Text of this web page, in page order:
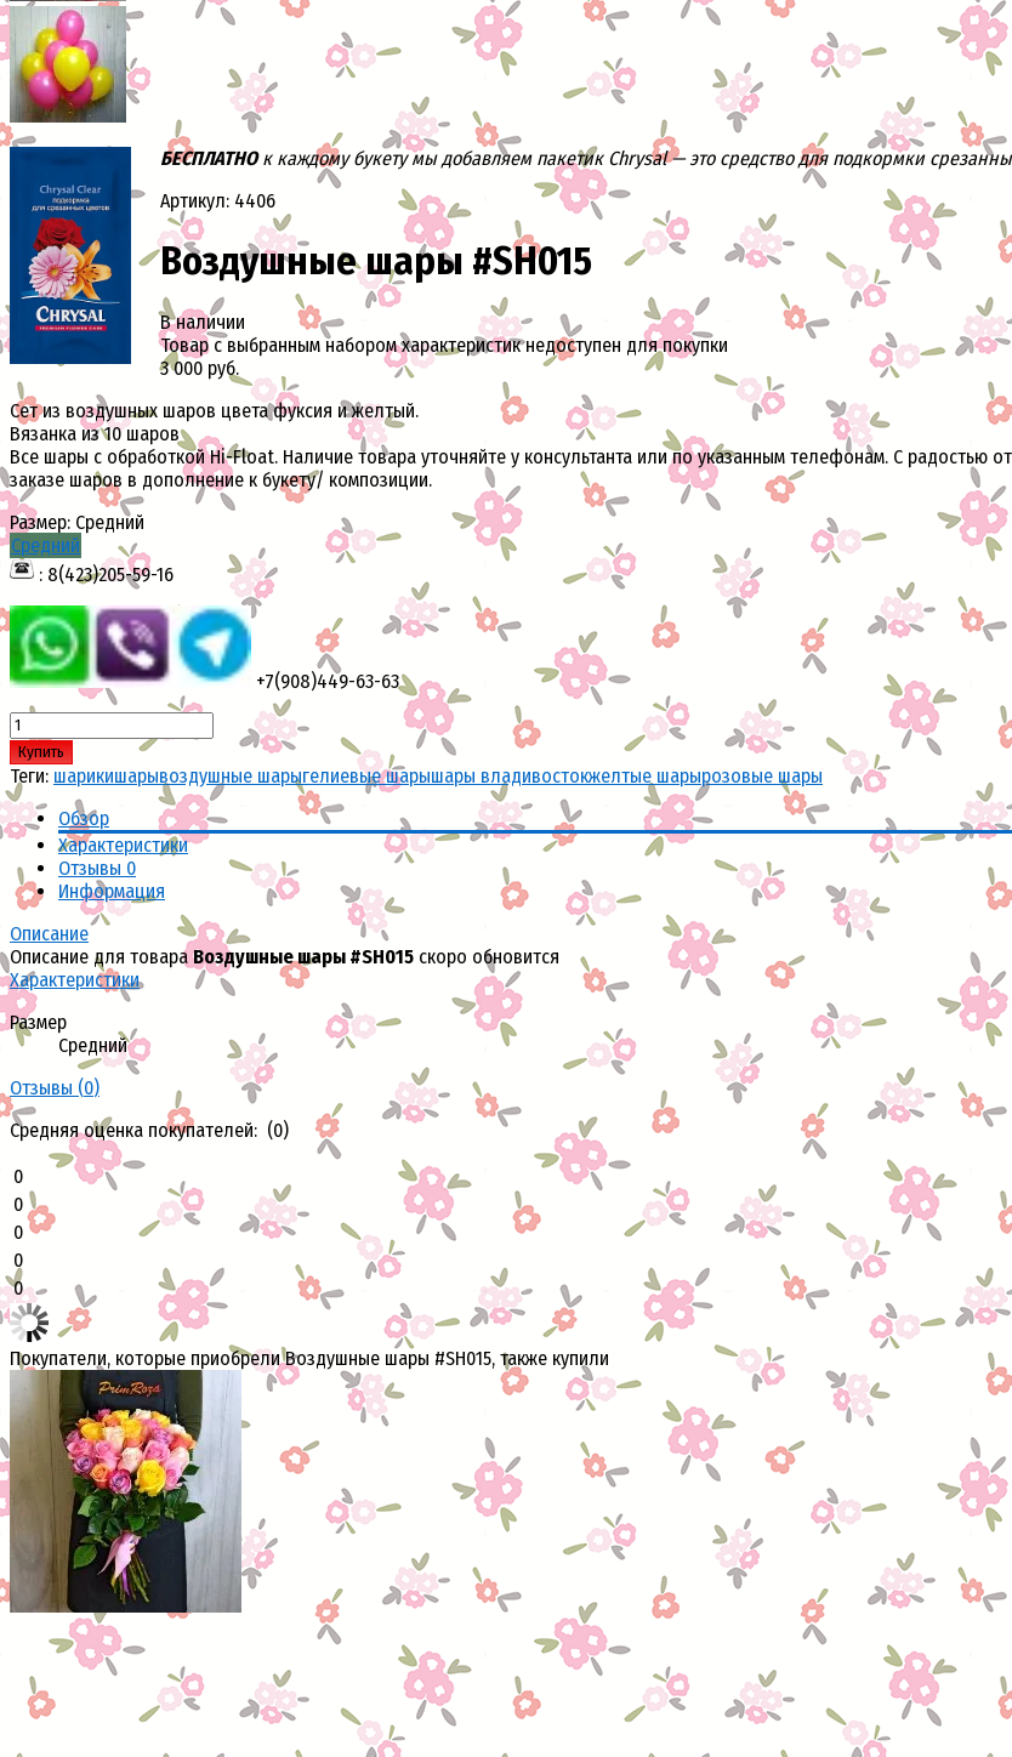
БЕСПЛАТНОк каждому букету мы добавляем пакетик Chrysal — это средство для подкормки
Артикул: 4406
Воздушные шары #SH015
В наличии
Товар с выбранным набором характеристик недоступен для покупки
3 000 руб.
Сет из воздушных шаров цвета фуксия и желтый.
Вязанка из 10 шаров
Все шары с обработкой Hi-Float. Наличие товара уточняйте у консультанта или по указанным телефонам. С радостью
заказе шаров в дополнение к букету/ композиции.
Размер: Средний
Средний
: 8(423)205-59-16
+7(908)449-63-63
Купить
Теги: шарикишарывоздушные шарыгелиевые шарышары владивостокжелтые шарырозовые шары
Обзор
Характеристики
Отзывы 0
Информация
Описание
Описание для товара Воздушные шары #SH015 скоро обновится
Характеристики
Размер
Средний
Отзывы (0)
Средняя оценка покупателей: (0)
0
0
0
0
0
Покупатели, которые приобрели Воздушные шары #SH015, также купили